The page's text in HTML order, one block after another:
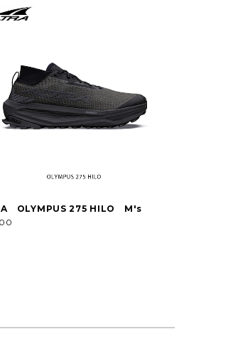
OLYMPUS 275 HILO M's